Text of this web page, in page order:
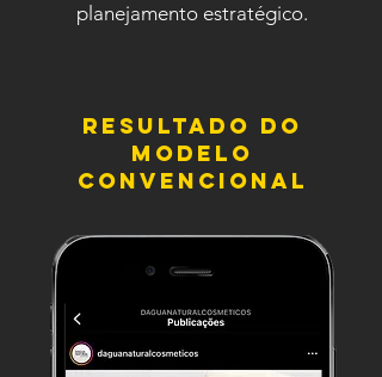
planejamento estratégico.
resultado do
modelo
convencional